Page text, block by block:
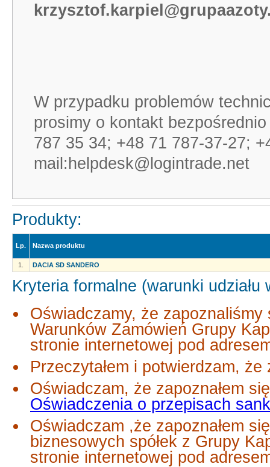
W przypadku problemów
prosimy o kontakt
787 35 34; +48 71 787-37-27;
mail:helpdesk@logintrade.net
Produkty:
Lp. Nazwa produktu
1. DACIA SD SANDERO
Kryteria formalne (warunki udziału
Oświadczamy, że
Warunków Zamówień Grupy
stronie internetowej pod
Przeczytałem i potwierdzam,
Oświadczam, że zapoznałem
Oświadczenia o przepisach
Oświadczam ,że zapoznałem
biznesowych spółek z Grupy
stronie internetowej pod